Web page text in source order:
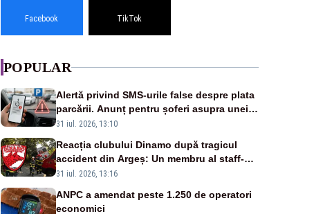
Facebook TikTok
POPULAR
Alertă privind SMS-urile false despre plata
parcării. Anunț pentru șoferi asupra unei
noi metode de fraudă online
31 iul. 2026, 13:10
Reacția clubului Dinamo după tragicul
accident din Argeș: Un membru al staff-
ului medical a murit, antrenorul Adrian
31 iul. 2026, 13:16
ANPC a amendat peste 1.250 de operatori
economici